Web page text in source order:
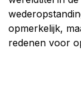
opmerkelijk,
redenen voor